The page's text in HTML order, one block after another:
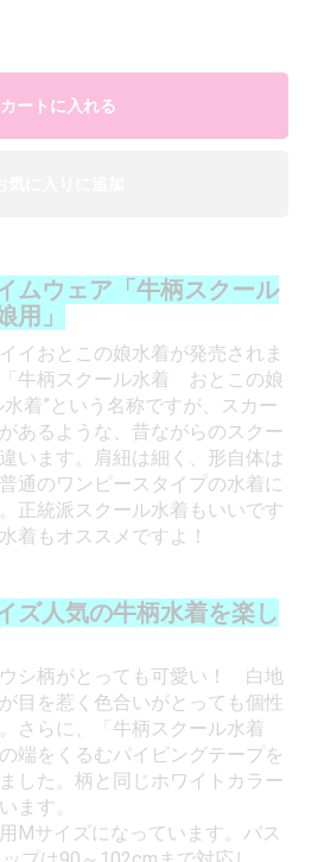
カートに入れる
ムウェア「牛柄スクール
」
イおとこの娘水着が発売されま
牛柄スクール水着 おとこの娘
着”という名称ですが、スカー
あるような、昔ながらのスクー
います。肩紐は細く、形自体は
通のワンピースタイプの水着に
正統派スクール水着もいいです
着もオススメですよ！
ズ人気の牛柄水着を楽し
シ柄がとっても可愛い！ 白地
目を惹く色合いがとっても個性
さらに、「牛柄スクール水着
端をくるむパイピングテープを
した。柄と同じホワイトカラー
ます。
Mサイズになっています。バス